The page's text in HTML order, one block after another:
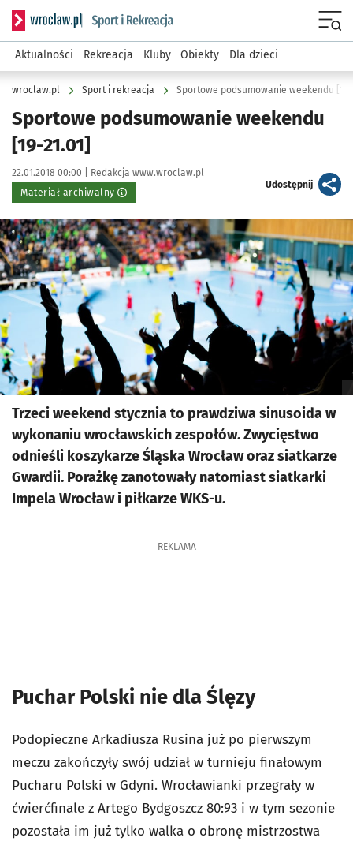
Serwis informacyjny wroclaw.pl podserwis: Sport i rekreacja
Aktualności Rekreacja Kluby Obiekty Dla dzieci
wroclaw.pl Sport i rekreacja Sportowe podsumowanie weekendu [19-
Sportowe podsumowanie weekendu
[19-21.01]
Data publikacji:
22.01.2018 00:00 | Autor:
Redakcja www.wroclaw.pl
Materiał archiwalny
Udostępnijartykuł
Kliknij, aby powiększyć
Trzeci weekend stycznia to prawdziwa sinusoida w
wykonaniu wrocławskich zespołów. Zwycięstwo
odnieśli koszykarze Śląska Wrocław oraz siatkarze
Gwardii. Porażkę zanotowały natomiast siatkarki
Impela Wrocław i piłkarze WKS-u.
REKLAMA
Puchar Polski nie dla Ślęzy
Podopieczne Arkadiusza Rusina już po pierwszym
meczu zakończyły swój udział w turnieju finałowym
Pucharu Polski w Gdyni. Wrocławianki przegrały w
ćwierćfinale z Artego Bydgoszcz 80:93 i w tym sezonie
pozostała im już tylko walka o obronę mistrzostwa